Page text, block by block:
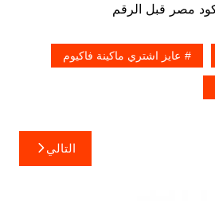
عايز اشتري ماكينة فاكيوم
التالي